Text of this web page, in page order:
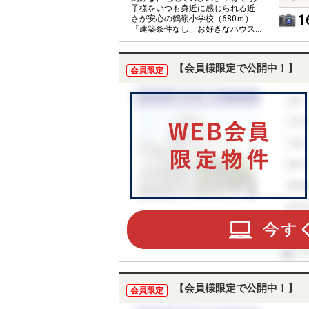
子様をいつも身近に感じられる近
さが安心の鶴嶺小学校（680ｍ）
「建築条件なし」お好きなハウス
メーカーで建築できます。
会員限定 【会員様限定で公開中！】
会員限定 【会員様限定で公開中！】